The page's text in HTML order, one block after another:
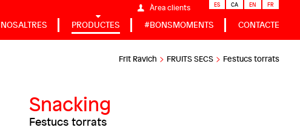
Àrea clients ES CA EN FR
NOSALTRES PRODUCTES #BONSMOMENTS CONTACTE
Frit Ravich > FRUITS SECS > Festucs torrats
Snacking
Festucs torrats